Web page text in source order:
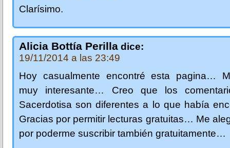
Clarísimo.
Alicia Bottía Perilla dice:
19/11/2014 a las 23:49
Hoy casualmente encontré esta pagina…
muy interesante… Creo que los
Sacerdotisa son diferentes a lo que había
Gracias por permitir lecturas gratuitas… Me
por poderme suscribir también gratuitamente…